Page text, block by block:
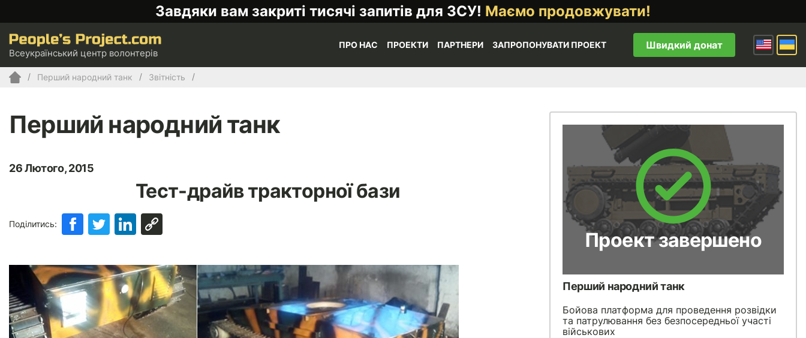
Завдяки вам закриті тисячі запитів для ЗСУ! Маємо продовжувати!
Всеукраїнський центр волонтерів
ПРО НАС ПРОЕКТИ ПАРТНЕРИ ЗАПРОПОНУВАТИ ПРОЕКТ Швидкий донат
Перший народний танк Звітність
Перший народний танк
26 Лютого, 2015
Тест-драйв тракторної бази
Поділитись:
Проект завершено
Перший народний танк
Бойова платформа для проведення розвідки
та патрулювання без безпосередньої участі
військових